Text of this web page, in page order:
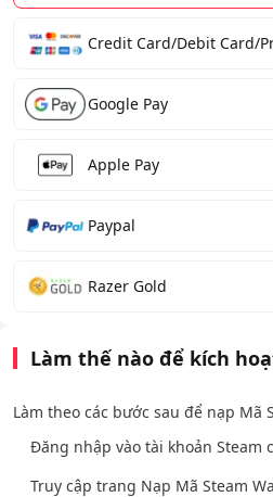
Credit Card/Debit Card/
Google Pay
Apple Pay
Paypal
Razer Gold
Làm thế nào để kích
Làm theo các bước sau để nạp Mã
Đăng nhập vào tài khoản Steam
Truy cập trang Nạp Mã Steam